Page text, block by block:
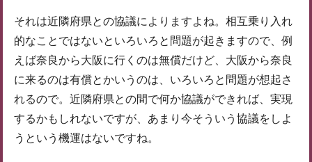
それは近隣府県との協議によりますよね。相互乗り入れ
的なことではないといろいろと問題が起きますので、例
えば奈良から大阪に行くのは無償だけど、大阪から奈良
に来るのは有償とかいうのは、いろいろと問題が想起さ
れるので。近隣府県との間で何か協議ができれば、実現
するかもしれないですが、あまり今そういう協議をしよ
うという機運はないですね。